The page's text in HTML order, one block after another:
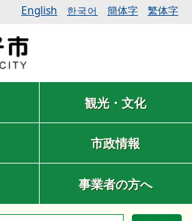
English 한국어 簡体字 繁体字
観光・文化
市政情報
事業者の方へ